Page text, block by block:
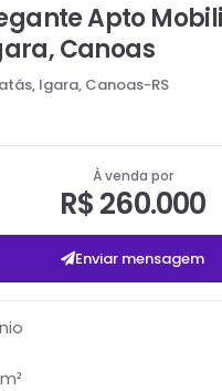
Apto
Canoas
Igara, Canoas-RS
À venda por
R$ 260.000
Enviar mensagem